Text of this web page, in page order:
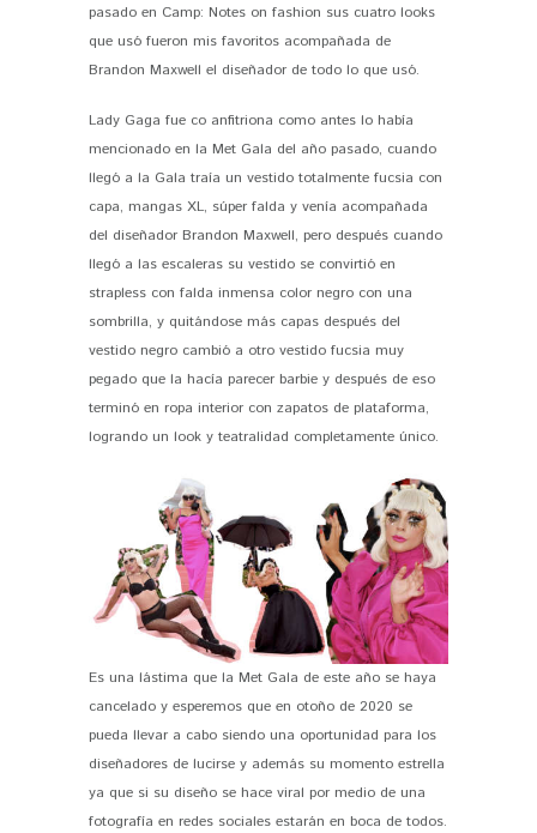
pasado en Camp: Notes on fashion sus cuatro looks
que usó fueron mis favoritos acompañada de
Brandon Maxwell el diseñador de todo lo que usó.
Lady Gaga fue co anfitriona como antes lo había
mencionado en la Met Gala del año pasado, cuando
llegó a la Gala traía un vestido totalmente fucsia con
capa, mangas XL, súper falda y venía acompañada
del diseñador Brandon Maxwell, pero después cuando
llegó a las escaleras su vestido se convirtió en
strapless con falda inmensa color negro con una
sombrilla, y quitándose más capas después del
vestido negro cambió a otro vestido fucsia muy
pegado que la hacía parecer barbie y después de eso
terminó en ropa interior con zapatos de plataforma,
logrando un look y teatralidad completamente único.
Es una lástima que la Met Gala de este año se haya
cancelado y esperemos que en otoño de 2020 se
pueda llevar a cabo siendo una oportunidad para los
diseñadores de lucirse y además su momento estrella
ya que si su diseño se hace viral por medio de una
fotografía en redes sociales estarán en boca de todos.